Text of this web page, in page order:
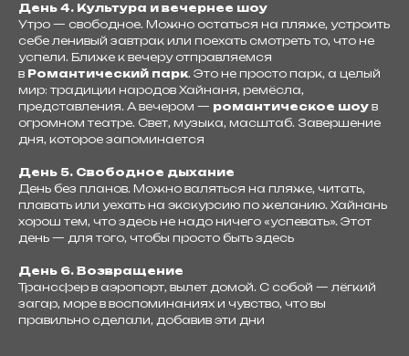
День 4. Культура и вечернее шоу
Утро — свободное. Можно остаться на пляже, устроить
себе ленивый завтрак или поехать смотреть то, что не
успели. Ближе к вечеру отправляемся
в Романтический парк. Это не просто парк, а целый
мир: традиции народов Хайнаня, ремёсла,
представления. А вечером — романтическое шоу в
огромном театре. Свет, музыка, масштаб. Завершение
дня, которое запоминается
День 5. Свободное дыхание
День без планов. Можно валяться на пляже, читать,
плавать или уехать на экскурсию по желанию. Хайнань
хорош тем, что здесь не надо ничего «успевать». Этот
день — для того, чтобы просто быть здесь
День 6. Возвращение
Трансфер в аэропорт, вылет домой. С собой — лёгкий
загар, море в воспоминаниях и чувство, что вы
правильно сделали, добавив эти дни
Понравился тур, но
все еще
сомневаетесь?